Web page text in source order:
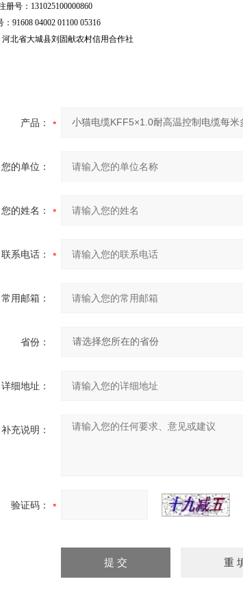
册号：131025100000860
91608 04002 01100 05316
河北省大城县刘固献农村信用合作社
产品：
您的单位：
您的姓名：
联系电话：
常用邮箱：
省份：
详细地址：
补充说明：
验证码：